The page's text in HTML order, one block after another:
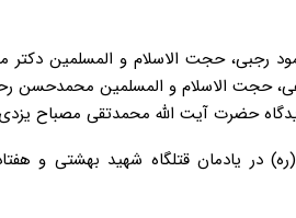
رجبی، حجت الاسلام و المسلمین دکتر
حجت الاسلام و المسلمین محمدحسن
حضرت آیت الله محمدتقی مصباح یزدی
یادمان قتلگاه شهید بهشتی و